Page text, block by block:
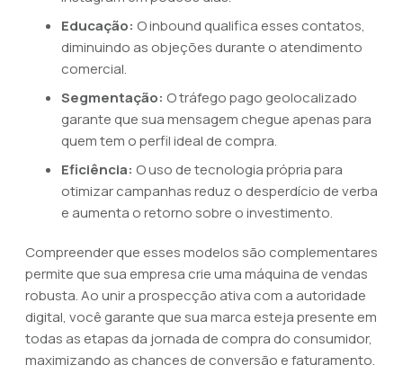
Educação: O inbound qualifica esses contatos,
diminuindo as objeções durante o atendimento
comercial.
Segmentação: O tráfego pago geolocalizado
garante que sua mensagem chegue apenas para
quem tem o perfil ideal de compra.
Eficiência: O uso de tecnologia própria para
otimizar campanhas reduz o desperdício de verba
e aumenta o retorno sobre o investimento.
Compreender que esses modelos são complementares
permite que sua empresa crie uma máquina de vendas
robusta. Ao unir a prospecção ativa com a autoridade
digital, você garante que sua marca esteja presente em
todas as etapas da jornada de compra do consumidor,
maximizando as chances de conversão e faturamento.